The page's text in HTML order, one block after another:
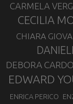
CARMELA
CECILIA
CHIARA
DEBORA
EDWARD
ENRICA PERICO